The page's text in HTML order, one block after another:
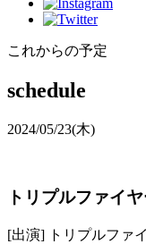
これからの予定
schedule
2024/05/23(木)
トリプルファイ
[出演] トリプルファ